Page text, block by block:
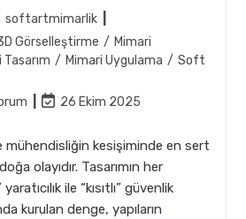
softartmimarlik
Görselleştirme / Mimari
Tasarım / Mimari Uygulama / Soft
Post
modified:
26 Ekim 2025
mühendisliğin kesişiminde en sert
olayıdır. Tasarımın her
ile “kısıtlı” güvenlik
kurulan denge, yapıların